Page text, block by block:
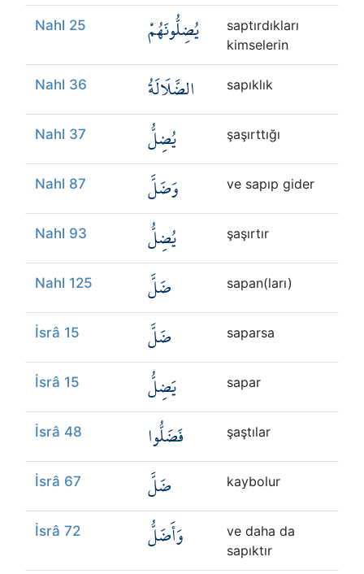
Nahl 25 يُضِلُّونَهُمْ
saptırdıkları
kimselerin
Nahl 36 الضَّلَالَةُ sapıklık
Nahl 37 يُضِلُّ şaşırttığı
Nahl 87 وَضَلَّ ve sapıp gider
Nahl 93 يُضِلُّ şaşırtır
Nahl 125 ضَلَّ sapan(ları)
İsrâ 15 ضَلَّ saparsa
İsrâ 15 يَضِلُّ sapar
İsrâ 48 فَضَلُّوا şaştılar
İsrâ 67 ضَلَّ kaybolur
İsrâ 72 وَأَضَلُّ
ve daha da
sapıktır